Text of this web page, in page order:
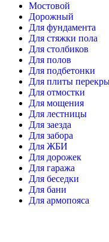
Мостовой
Дорожный
Для фундамента
Для стяжки пола
Для столбиков
Для полов
Для подбетонки
Для плиты
Для отмостки
Для мощения
Для лестницы
Для заезда
Для забора
Для ЖБИ
Для дорожек
Для гаража
Для беседки
Для бани
Для армопояса